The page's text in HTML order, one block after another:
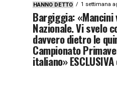
HANNO DETTO 1 settimana
Bargiggia: «Mancini
Nazionale. Vi svelo
davvero dietro le
Campionato
italiano» ESCLUSIVA